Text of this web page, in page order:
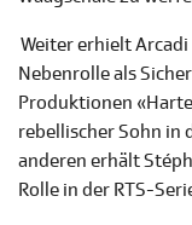
Weiter erhielt
Nebenrolle als
Produktionen
rebellischer Sohn in
anderen erhält
Rolle in der RTS-